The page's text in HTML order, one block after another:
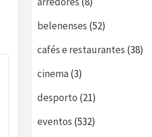
belenenses (52)
cafés e restaurantes (38)
cinema(3)
desporto (21)
eventos (532)